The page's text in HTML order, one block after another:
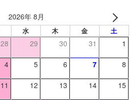
2026年 8月
水 木 金 土
28 29 30 31 1
4 5 6 7 8
11 12 13 14 15